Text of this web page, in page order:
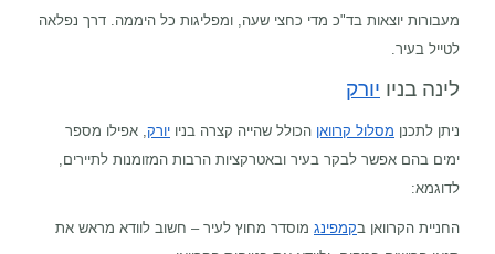
מעבורות יוצאות בד"כ מדי כחצי שעה, ומפליגות כל היממה. דרך נפלאה
לטייל בעיר.
לינה בניו יורק
ניתן לתכנן מסלול קרוואן הכולל שהייה קצרה בניו יורק, אפילו מספר
ימים בהם אפשר לבקר בעיר ובאטרקציות הרבות המזומנות לתיירים,
לדוגמא:
החניית הקרוואן בקמפינג מוסדר מחוץ לעיר – חשוב לוודא מראש את